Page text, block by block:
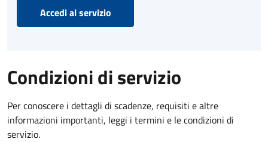
Accedi al servizio
Condizioni di servizio
Per conoscere i dettagli di scadenze, requisiti e altre
informazioni importanti, leggi i termini e le condizioni di
servizio.